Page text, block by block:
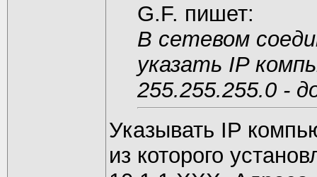
G.F. пишет:
В сетевом
указать IP
255.255.255.0 -
Указывать IP
из которого